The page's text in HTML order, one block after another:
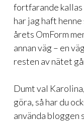
fortfarande kallas
har jag haft
årets OmForm
annan väg – en
resten av nätet
Dumt val
göra, så har du
använda bloggen